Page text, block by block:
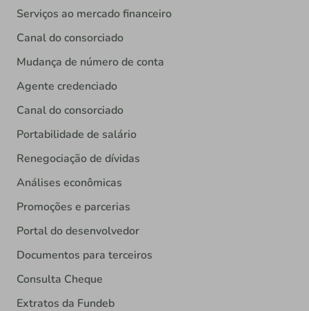
Serviços ao mercado financeiro
Canal do consorciado
Mudança de número de conta
Agente credenciado
Canal do consorciado
Portabilidade de salário
Renegociação de dívidas
Análises econômicas
Promoções e parcerias
Portal do desenvolvedor
Documentos para terceiros
Consulta Cheque
Extratos da Fundeb